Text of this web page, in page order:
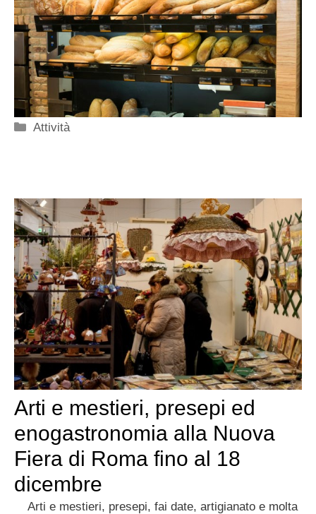
Categorie
Attività
Arti e mestieri, presepi ed
enogastronomia alla Nuova
Fiera di Roma fino al 18
dicembre
Arti e mestieri, presepi, fai date, artigianato e molta